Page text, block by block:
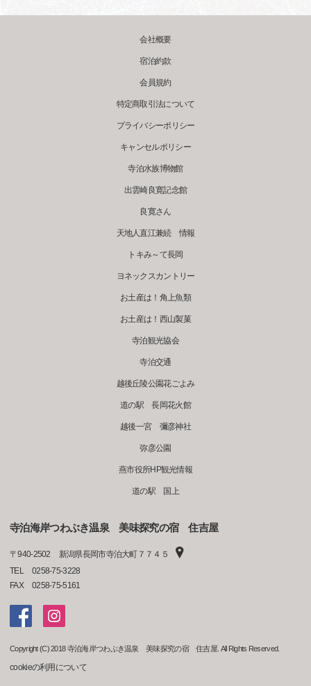
会社概要
宿泊約款
会員規約
特定商取引法について
プライバシーポリシー
キャンセルポリシー
寺泊水族博物館
出雲崎良寛記念館
良寛さん
天地人直江兼続 情報
トキみ～て長岡
ヨネックスカントリー
お土産は！角上魚類
お土産は！西山製菓
寺泊観光協会
寺泊交通
越後丘陵公園花ごよみ
道の駅 長岡花火館
越後一宮 彌彦神社
弥彦公園
燕市役所HP観光情報
道の駅 国上
寺泊海岸つわぶき温泉 美味探究の宿 住吉屋
〒940-2502
新潟県長岡市寺泊大町７７４５
TEL
0258-75-3228
FAX
0258-75-5161
Copyright (C) 2018 寺泊海岸つわぶき温泉 美味探究の宿 住吉屋. All Rights Reserved.
cookieの利用について